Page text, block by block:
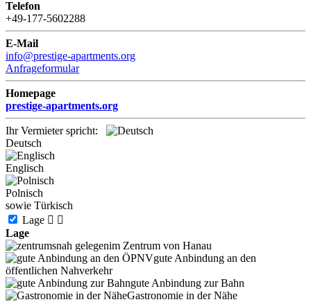
Telefon
+49-177-5602288
E-Mail
info@prestige-apartments.org
Anfrageformular
Homepage
prestige-apartments.org
Ihr Vermieter spricht:
Deutsch
Englisch
Polnisch
sowie Türkisch
Lage  
Lage
im Zentrum von Hanau
gute Anbindung an den
öffentlichen Nahverkehr
gute Anbindung zur Bahn
Gastronomie in der Nähe